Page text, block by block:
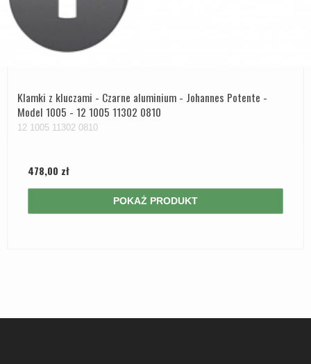
Klamki z kluczami - Czarne aluminium - Johannes Potente -
Model 1005 - 12 1005 11302 0810
12 1005 11302 0810
478,00 zł
POKAŻ PRODUKT